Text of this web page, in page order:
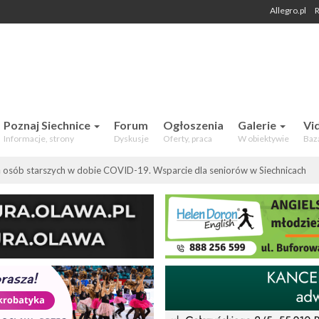
Aktualności,
Allegro.pl
Poznaj Siechnice
Informacje, strony
Forum
Dyskusje
Ogłoszenia
Oferty, praca
Galerie
W obiektywie
osób starszych w dobie COVID-19. Wsparcie dla seniorów w Siechnicach